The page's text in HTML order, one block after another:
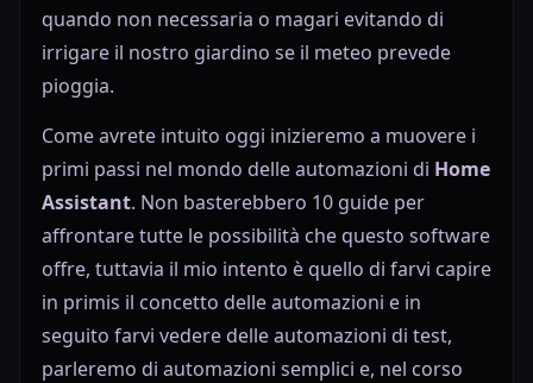
quando non necessaria o magari evitando di
irrigare il nostro giardino se il meteo prevede
pioggia.
Come avrete intuito oggi inizieremo a muovere i
primi passi nel mondo delle automazioni di Home
Assistant. Non basterebbero 10 guide per
affrontare tutte le possibilità che questo software
offre, tuttavia il mio intento è quello di farvi capire
in primis il concetto delle automazioni e in
seguito farvi vedere delle automazioni di test,
parleremo di automazioni semplici e, nel corso